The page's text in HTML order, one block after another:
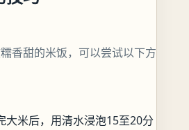
香甜的米饭，可以尝试以下方
大米后，用清水浸泡15至20分